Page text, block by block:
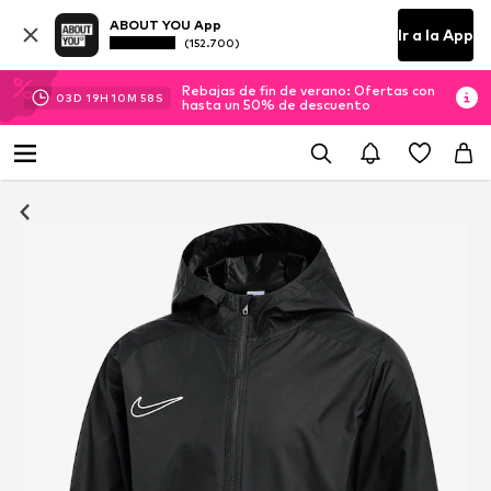
ABOUT YOU App
(152.700) Ir a la App
03D 19H 10M 57 S
Rebajas de fin de verano: Ofertas con
hasta un 50% de descuento